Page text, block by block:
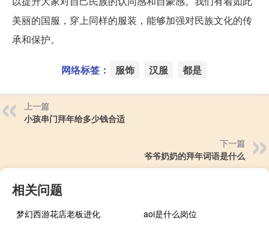
美丽的国服，穿上同样的服装，能够加强对民族文化的传
承和保护。
网络标签： 服饰 汉服 都是
上一篇
小孩串门拜年给多少钱合适
下一篇
爷爷奶奶的拜年词语是什么
相关问题
梦幻西游花店老板进化
aoi是什么岗位